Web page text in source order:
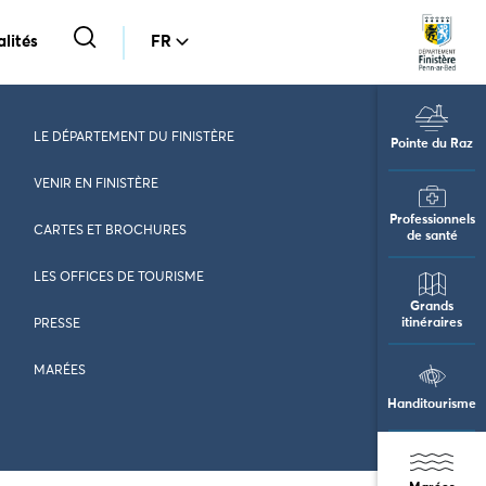
FR
Pointe du Raz
Professionnels
de santé
Grands
itinéraires
Handitourisme
LE DÉPARTEMENT DU FINISTÈRE
VENIR EN FINISTÈRE
CARTES ET BROCHURES
LES OFFICES DE TOURISME
PRESSE
MARÉES